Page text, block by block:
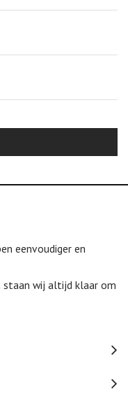
eenvoudiger en
staan wij altijd klaar om